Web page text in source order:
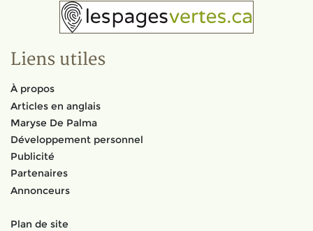
Liens utiles
À propos
Articles en anglais
Maryse De Palma
Développement personnel
Publicité
Partenaires
Annonceurs
Plan de site